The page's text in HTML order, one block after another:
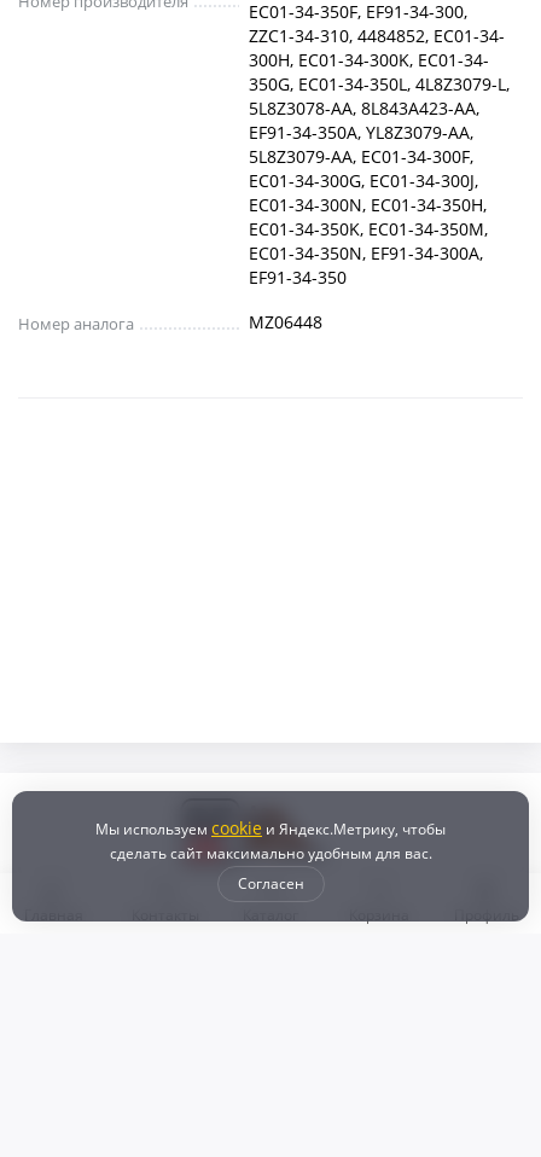
EC01-34-350F, EF91-34-300,
ZZC1-34-310, 4484852, EC01-34-
300H, EC01-34-300K, EC01-34-
350G, EC01-34-350L, 4L8Z3079-L,
5L8Z3078-AA, 8L843A423-AA,
EF91-34-350A, YL8Z3079-AA,
5L8Z3079-AA, EC01-34-300F,
EC01-34-300G, EC01-34-300J,
EC01-34-300N, EC01-34-350H,
EC01-34-350K, EC01-34-350M,
EC01-34-350N, EF91-34-300A,
EF91-34-350
Номер аналога MZ06448
Мы используем cookie и Яндекс.Метрику, чтобы
сделать сайт максимально удобным для вас.
Согласен